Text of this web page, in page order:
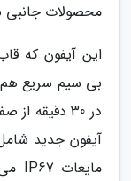
محصولات جانبی
این آیفون که
بی سیم سریع هم
در 30 دقیقه
آیفون جدید